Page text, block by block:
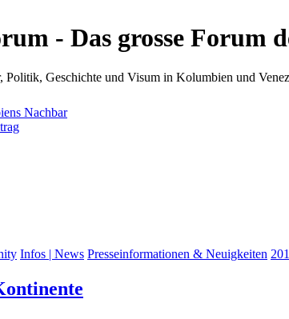
- Das grosse Forum
Politik, Geschichte und Visum in Kolumbien und
Nachbar
Infos | News Presseinformationen & Neuigkeiten